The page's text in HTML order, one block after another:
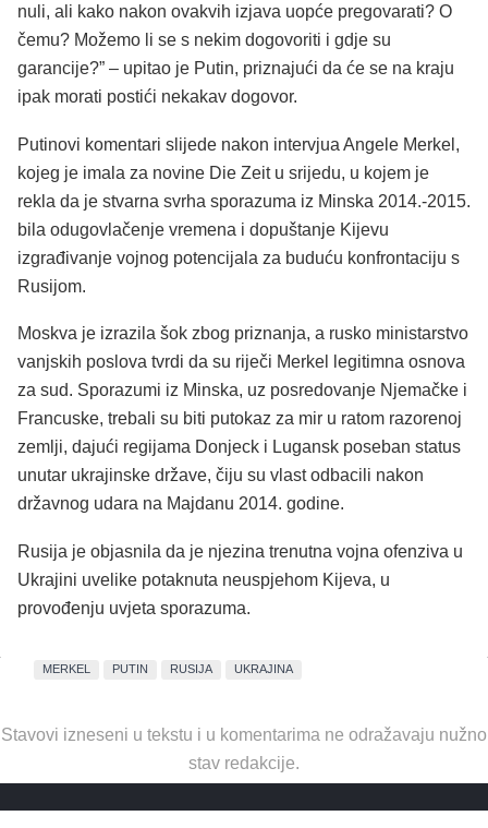
nuli, ali kako nakon ovakvih izjava uopće pregovarati? O
čemu? Možemo li se s nekim dogovoriti i gdje su
garancije?” – upitao je Putin, priznajući da će se na kraju
ipak morati postići nekakav dogovor.
Putinovi komentari slijede nakon intervjua Angele Merkel,
kojeg je imala za novine Die Zeit u srijedu, u kojem je
rekla da je stvarna svrha sporazuma iz Minska 2014.-2015.
bila odugovlačenje vremena i dopuštanje Kijevu
izgrađivanje vojnog potencijala za buduću konfrontaciju s
Rusijom.
Moskva je izrazila šok zbog priznanja, a rusko ministarstvo
vanjskih poslova tvrdi da su riječi Merkel legitimna osnova
za sud. Sporazumi iz Minska, uz posredovanje Njemačke i
Francuske, trebali su biti putokaz za mir u ratom razorenoj
zemlji, dajući regijama Donjeck i Lugansk poseban status
unutar ukrajinske države, čiju su vlast odbacili nakon
državnog udara na Majdanu 2014. godine.
Rusija je objasnila da je njezina trenutna vojna ofenziva u
Ukrajini uvelike potaknuta neuspjehom Kijeva, u
provođenju uvjeta sporazuma.
MERKEL PUTIN RUSIJA UKRAJINA
Stavovi izneseni u tekstu i u komentarima ne odražavaju nužno
stav redakcije.